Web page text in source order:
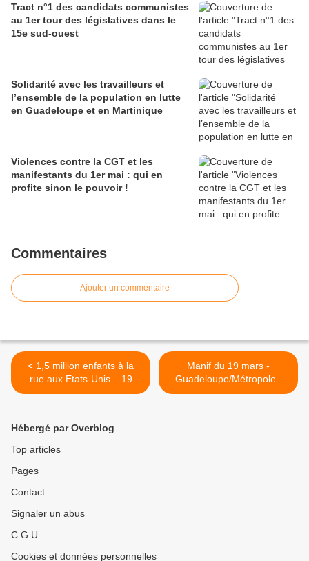
Tract n°1 des candidats communistes
au 1er tour des législatives dans le
15e sud-ouest
Solidarité avec les travailleurs et
l’ensemble de la population en lutte
en Guadeloupe et en Martinique
Violences contre la CGT et les
manifestants du 1er mai : qui en
profite sinon le pouvoir !
Commentaires
Ajouter un commentaire
< 1,5 million enfants à la
rue aux Etats-Unis – 19
millions de logements
Manif du 19 mars -
Guadeloupe/Métropole :
Même combat ! >
Hébergé par Overblog
Top articles
Pages
Contact
Signaler un abus
C.G.U.
Cookies et données personnelles